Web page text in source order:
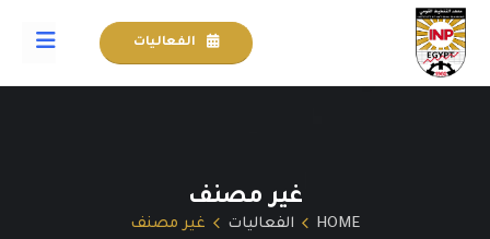
الفعاليات
غير مصنف
HOME الفعاليات غير مصنف